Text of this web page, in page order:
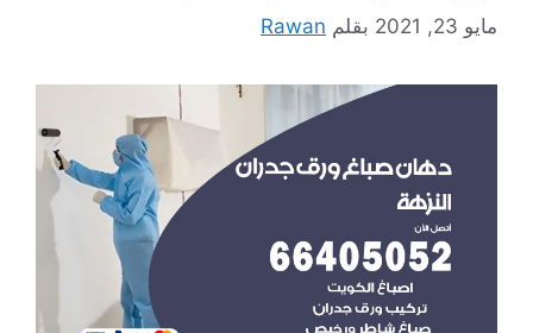
مايو 23, 2021 بقلم Rawan